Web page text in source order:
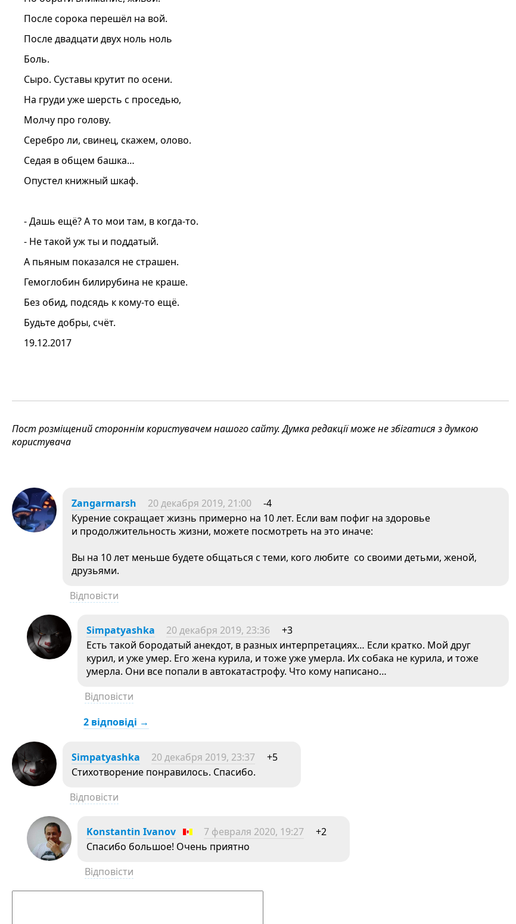
После сорока перешёл на вой.
После двадцати двух ноль ноль
Боль.
Сыро. Суставы крутит по осени.
На груди уже шерсть с проседью,
Молчу про голову.
Серебро ли, свинец, скажем, олово.
Седая в общем башка…
Опустел книжный шкаф.
- Дашь ещё? А то мои там, в когда-то.
- Не такой уж ты и поддатый.
А пьяным показался не страшен.
Гемоглобин билирубина не краше.
Без обид, подсядь к кому-то ещё.
Будьте добры, счёт.
19.12.2017
Пост розміщений стороннім користувачем нашого сайту. Думка редакції може не збігатися з думкою
користувача
Zangarmarsh 20 декабря 2019, 21:00
-4
Курение сокращает жизнь примерно на 10 лет. Если вам пофиг на здоровье
и продолжительность жизни, можете посмотреть на это иначе:
Вы на 10 лет меньше будете общаться с теми, кого любите со своими детьми, женой,
друзьями.
Відповісти
Simpatyashka 20 декабря 2019, 23:36
+3
Есть такой бородатый анекдот, в разных интерпретациях… Если кратко. Мой друг
курил, и уже умер. Его жена курила, и тоже уже умерла. Их собака не курила, и тоже
умерла. Они все попали в автокатастрофу. Что кому написано…
Відповісти
2 відповіді →
Simpatyashka 20 декабря 2019, 23:37
+5
Стихотворение понравилось. Спасибо.
Відповісти
Konstantin Ivanov 7 февраля 2020, 19:27
+2
Спасибо большое! Очень приятно
Відповісти